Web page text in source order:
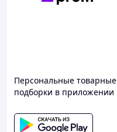
Персональные товарные
подборки в приложении